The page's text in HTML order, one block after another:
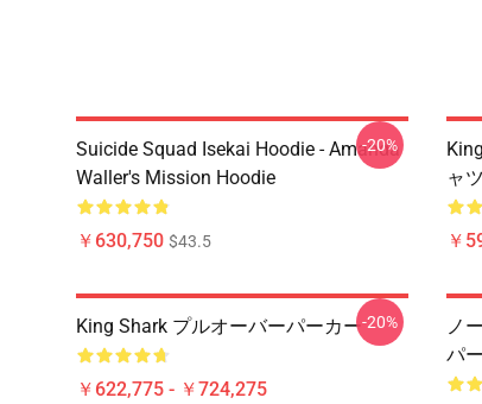
Suicide Squad Isekai Hoodie - Amanda
Waller's Mission Hoodie
￥630,750 $43.5
-20%
ャツ
￥
King Shark プルオーバーパーカー
￥622,775 - ￥724,275
-20%
ノ
パ